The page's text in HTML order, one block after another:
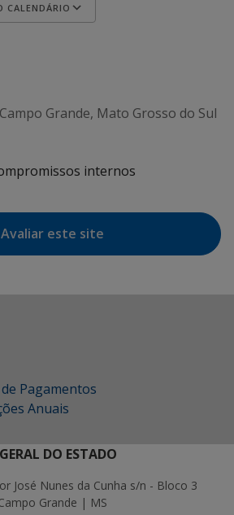
CALENDÁRIO
Grande, Mato Grosso do Sul
internos
Avaliar este site
Pagamentos
Anuais
DO ESTADO
José Nunes da Cunha s/n - Bloco 3
Grande | MS